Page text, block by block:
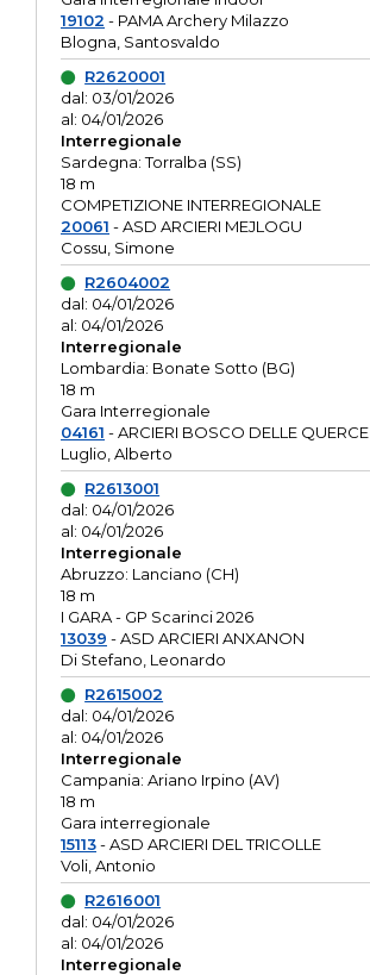
19102 - PAMA Archery Milazzo
Blogna, Santosvaldo
R2620001
dal: 03/01/2026
al: 04/01/2026
Interregionale
Sardegna: Torralba (SS)
18 m
COMPETIZIONE INTERREGIONALE
20061 - ASD ARCIERI MEJLOGU
Cossu, Simone
R2604002
dal: 04/01/2026
al: 04/01/2026
Interregionale
Lombardia: Bonate Sotto (BG)
18 m
Gara Interregionale
04161 - ARCIERI BOSCO DELLE QUERCE
Luglio, Alberto
R2613001
dal: 04/01/2026
al: 04/01/2026
Interregionale
Abruzzo: Lanciano (CH)
18 m
I GARA - GP Scarinci 2026
13039 - ASD ARCIERI ANXANON
Di Stefano, Leonardo
R2615002
dal: 04/01/2026
al: 04/01/2026
Interregionale
Campania: Ariano Irpino (AV)
18 m
Gara interregionale
15113- ASD ARCIERI DEL TRICOLLE
Voli, Antonio
R2616001
dal: 04/01/2026
al: 04/01/2026
Interregionale